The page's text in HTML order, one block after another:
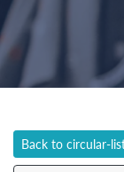
Back to circular-